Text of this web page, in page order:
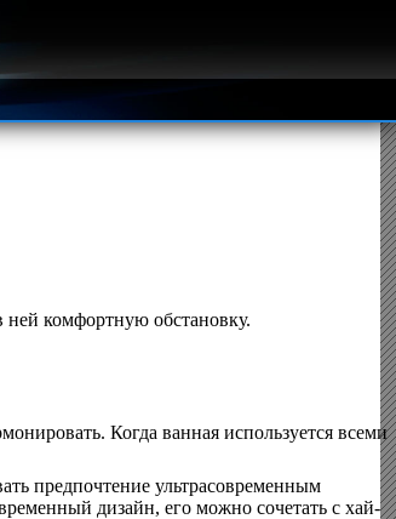
комфортную обстановку.
Когда ванная используется всеми
предпочтение ультрасовременным
дизайн, его можно сочетать с хай-